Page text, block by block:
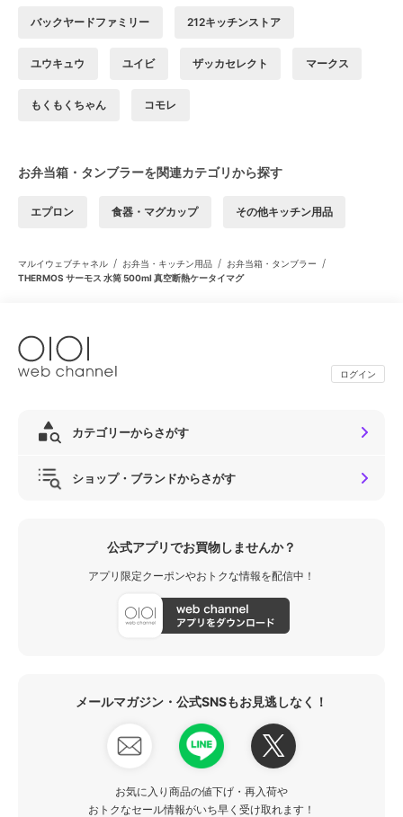
バックヤードファミリー 212キッチンストア
ユウキュウ ユイビ ザッカセレクト マークス
もくもくちゃん コモレ
お弁当箱・タンブラーを関連カテゴリから探す
エプロン 食器・マグカップ その他キッチン用品
マルイウェブチャネル / お弁当・キッチン用品 / お弁当箱・タンブラー /
THERMOS サーモス 水筒 500ml 真空断熱ケータイマグ
ログイン
カテゴリーからさがす
ショップ・ブランドからさがす
公式アプリでお買物しませんか？
アプリ限定クーポンやおトクな情報を配信中！
メールマガジン・公式SNSもお見逃しなく！
お気に入り商品の値下げ・再入荷や
おトクなセール情報がいち早く受け取れます！